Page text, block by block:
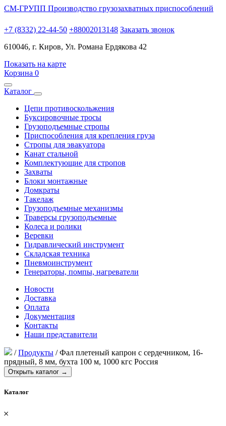
СМ-ГРУПП Производство грузозахватных приспособлений
+7 (8332) 22-44-50 +88002013148 Заказать звонок
610046, г. Киров, Ул. Романа Ердякова 42
Показать на карте
Корзина 0
Каталог
Цепи противоскольжения
Буксировочные тросы
Грузоподъемные стропы
Приспособления для крепления груза
Стропы для эвакуатора
Канат стальной
Комплектующие для стропов
Захваты
Блоки монтажные
Домкраты
Такелаж
Грузоподъемные механизмы
Траверсы грузоподъемные
Колеса и ролики
Веревки
Гидравлический инструмент
Складская техника
Пневмоинструмент
Генераторы, помпы, нагреватели
Новости
Доставка
Оплата
Документация
Контакты
Наши представители
/Продукты /Фал плетеный капрон с сердечником, 16-
прядный, 8 мм, бухта 100 м, 1000 кгс Россия
Открыть каталог →
Каталог
𐄂